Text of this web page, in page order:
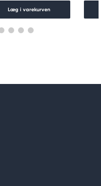
Læg i varekurven